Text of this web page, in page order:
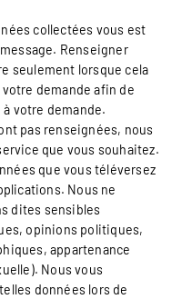
collectées vous est
Renseigner
seulement lorsque cela
demande afin de
votre demande.
pas renseignées, nous
que vous souhaitez.
que vous téléversez
Nous ne
dites sensibles
opinions politiques,
appartenance
Nous vous
données lors de